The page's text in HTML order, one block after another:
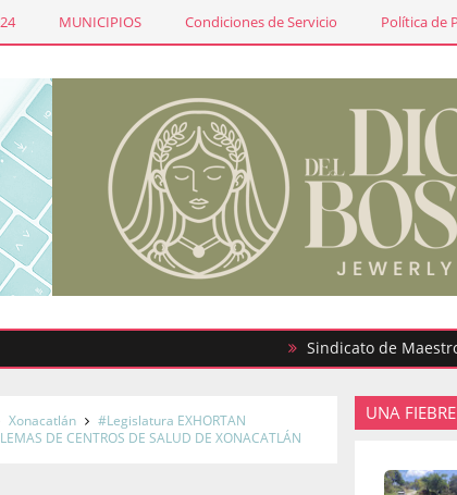
MUNICIPIOS Condiciones de Servicio Política de
Sindicato de Maestros al
Xonacatlán
#Legislatura EXHORTAN
DE CENTROS DE SALUD DE XONACATLÁN
UNA